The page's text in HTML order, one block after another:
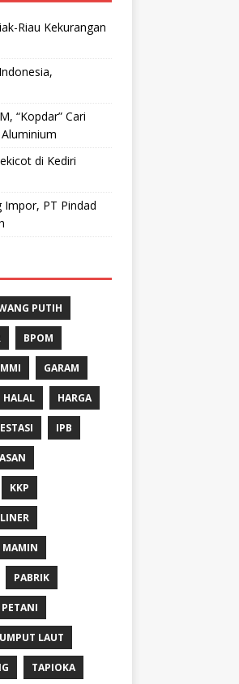
Riau Kekurangan
“Kopdar” Cari
di Kediri
Impor, PT Pindad
PUTIH
BPOM
GARAM
HALAL HARGA
IPB
KKP
MAMIN
PABRIK
PETANI
LAUT
TAPIOKA